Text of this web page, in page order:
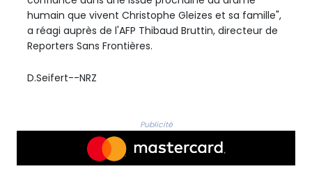
humain que vivent Christophe Gleizes et sa famille",
a réagi auprès de l'AFP Thibaud Bruttin, directeur de
Reporters Sans Frontières.
D.Seifert--NRZ
Publicité